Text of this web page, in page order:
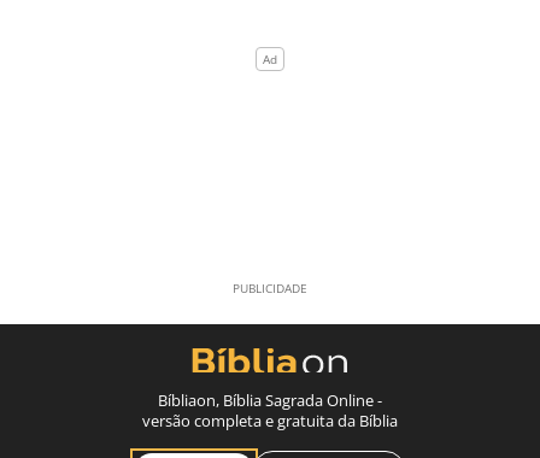
Bíbliaon, Bíblia Sagrada Online -
versão completa e gratuita da Bíblia